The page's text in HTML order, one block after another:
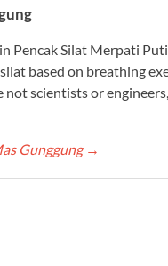
Pencak Silat Merpati
based on breathing
not scientists or
Gunggung →